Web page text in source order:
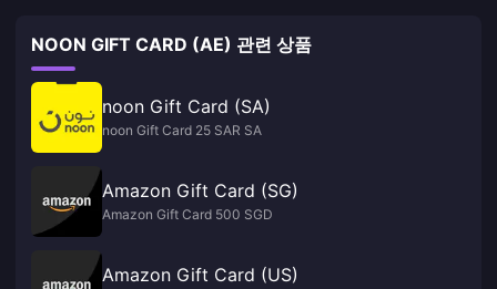
NOON GIFT CARD (AE) 관련 상품
noon Gift Card (SA)
noon Gift Card 25 SAR SA
Amazon Gift Card (SG)
Amazon Gift Card 500 SGD
Amazon Gift Card (US)